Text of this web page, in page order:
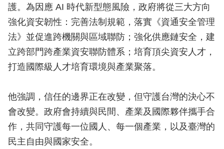
護。為因應 AI 時代新型態風險，政府將從三大方向
強化資安韌性：完善法制規範，落實《資通安全管理
法》並促進跨機關與區域聯防；強化供應鏈安全，建
立跨部門跨產業資安聯防體系；培育頂尖資安人才，
打造國際級人才培育環境與產業聚落。
他強調，信任的邊界正在改變，但守護台灣的決心不
會改變。政府會持續與民間、產業及國際夥伴攜手合
作，共同守護每一位國人、每一個產業，以及臺灣的
民主自由與國家安全。